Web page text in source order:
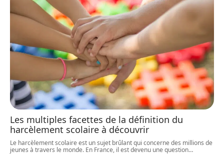
Les multiples facettes de la définition du
harcèlement scolaire à découvrir
Le harcèlement scolaire est un sujet brûlant qui concerne des millions de
jeunes à travers le monde. En France, il est devenu une question…